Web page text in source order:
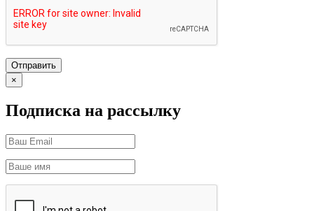
×
Подписка на рассылку